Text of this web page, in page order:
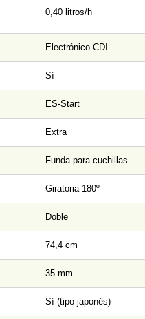
0,40 litros/h
Electrónico CDI
Sí
ES-Start
Extra
Funda para cuchillas
Giratoria 180º
Doble
74,4 cm
35 mm
Sí (tipo japonés)